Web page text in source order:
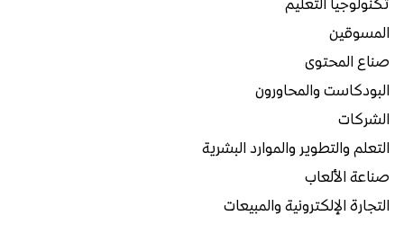
تكنولوجيا التعليم
المسوقين
صناع المحتوى
البودكاست والمحاورون
الشركات
التعلم والتطوير والموارد البشرية
صناعة الألعاب
التجارة الإلكترونية والمبيعات